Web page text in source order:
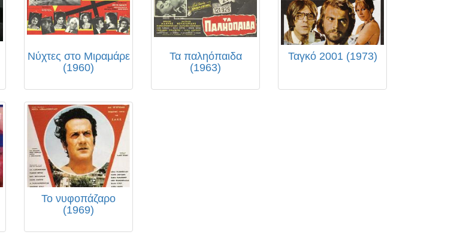
Νύχτες στο Μιραμάρε
(1960)
Τα παληόπαιδα
(1963)
Ταγκό 2001 (1973)
Το νυφοπάζαρο
(1969)